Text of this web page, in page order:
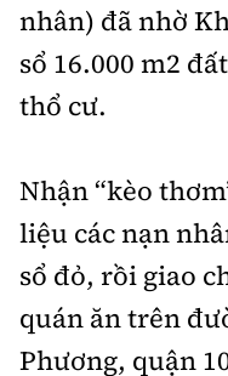
nhân) đã nhờ
sổ 16.000 m2
thổ cư.
Nhận “kèo
liệu các nạn
sổ đỏ, rồi giao
quán ăn trên
Phương, quận